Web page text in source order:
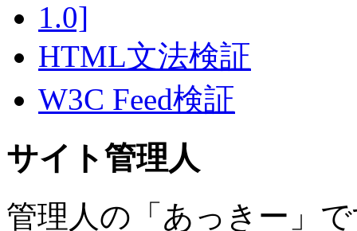
HTML文法検証
W3C Feed検証
サイト管理人
管理人の「あっきー」